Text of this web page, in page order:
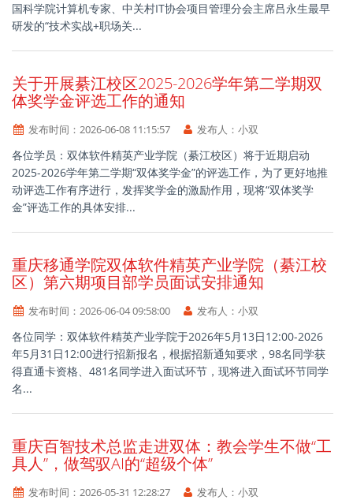
国科学院计算机专家、中关村IT协会项目管理分会主席吕永生最早
研发的“技术实战+职场关...
关于开展綦江校区2025-2026学年第二学期双
体奖学金评选工作的通知
发布时间： 2026-06-08 11:15:57 发布人： 小双
各位学员：双体软件精英产业学院（綦江校区）将于近期启动
2025-2026学年第二学期“双体奖学金”的评选工作，为了更好地推
动评选工作有序进行，发挥奖学金的激励作用，现将“双体奖学
金”评选工作的具体安排...
重庆移通学院双体软件精英产业学院（綦江校
区）第六期项目部学员面试安排通知
发布时间： 2026-06-04 09:58:00 发布人： 小双
各位同学：双体软件精英产业学院于2026年5月13日12:00-2026
年5月31日12:00进行招新报名，根据招新通知要求，98名同学获
得直通卡资格、481名同学进入面试环节，现将进入面试环节同学
名...
重庆百智技术总监走进双体：教会学生不做“工
具人”，做驾驭AI的“超级个体”
发布时间： 2026-05-31 12:28:27 发布人： 小双